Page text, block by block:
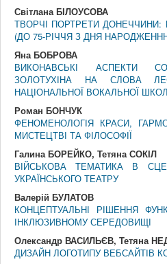
Світлана БІЛОУСОВА
ТВОРЧІ ПОРТРЕТИ
(ДО 75-РІЧЧЯ З ДНЯ
Яна БОБРОВА
ВИКОНАВСЬКІ АСПЕКТИ
ЗОЛОТУХІНА НА СЛОВА
НАЦІОНАЛЬНОЇ ВОКАЛЬНОЇ
Роман БОНЧУК
ФЕНОМЕНОЛОГІЯ КРАСИ,
МИСТЕЦТВІ ТА ФІЛОСОФІЇ
Галина БОРЕЙКО, Тетяна СОКІЛ
ВІЙСЬКОВА ТЕМАТИКА В
УКРАЇНСЬКОГО ТЕАТРУ
Валерій БУЛАТОВ
КОНЦЕПТУАЛЬНІ РІШЕННЯ
ІНКЛЮЗИВНОМУ СЕРЕДОВИЩІ
Олександр ВАСИЛЬЄВ, Тетяна
ДИЗАЙН ЛОГОТИПУ ВЕБСАЙТІВ